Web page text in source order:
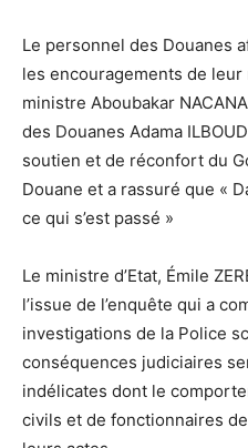
Le personnel des Douanes
les encouragements de
ministre Aboubakar
des Douanes Adama
soutien et de réconfort du
Douane et a rassuré que «
ce qui s’est passé »
Le ministre d’Etat, Émile
l’issue de l’enquête qui a
investigations de la Police
conséquences judiciaires
indélicates dont le
civils et de fonctionnaires